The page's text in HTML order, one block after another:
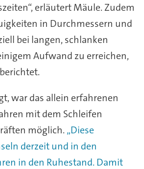
erläutert Mäule. Zudem
in Durchmessern und
bei langen, schlanken
Aufwand zu erreichen,
war das allein erfahrenen
mit dem Schleifen
möglich. „Diese
derzeit und in den
in den Ruhestand. Damit